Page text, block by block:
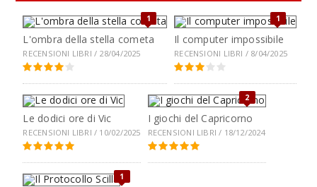
1
L'ombra della stella cometa
RECENSIONI LIBRI / 28/04/2025
1
Il computer impossibile
RECENSIONI LIBRI / 8/04/2025
Le dodici ore di Vic
RECENSIONI LIBRI / 10/02/2025
2
I giochi del Capricorno
RECENSIONI LIBRI / 18/12/2024
1